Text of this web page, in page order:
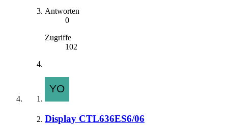
Antworten
0
Zugriffe
102
Display CTL636ES6/06